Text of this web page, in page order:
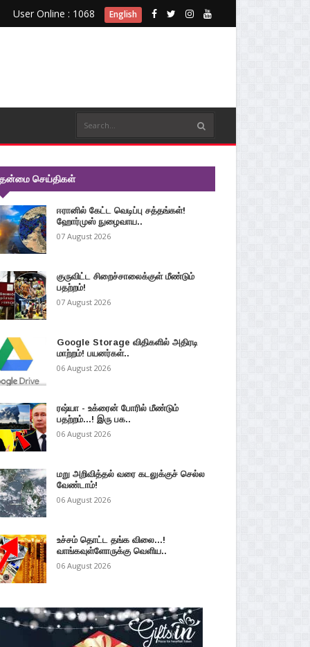
User Online : 1068 English
செய்திகள்
ஈரானில் கேட்ட வெடிப்பு சத்தங்கள்!
ஹோர்முஸ் நுழைவாய..
07 August 2026
குருவிட்ட சிறைச்சாலைக்குள் மீண்டும்
பதற்றம்!
07 August 2026
Google Storage விதிகளில் அதிரடி
மாற்றம்! பயனர்கள்..
06 August 2026
ரஷ்யா - உக்ரைன் போரில் மீண்டும்
பதற்றம்...! இரு பக..
06 August 2026
மறு அறிவித்தல் வரை கடலுக்குச் செல்ல
வேண்டாம்!
06 August 2026
உச்சம் தொட்ட தங்க விலை...!
வாங்கவுள்ளோருக்கு வெளிய..
06 August 2026